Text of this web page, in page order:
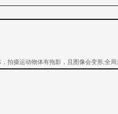
拍摄运动物体有拖影，且图像会变形;全